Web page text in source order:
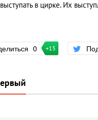
в цирке. Их
0 +15